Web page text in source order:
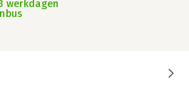
werkdagen